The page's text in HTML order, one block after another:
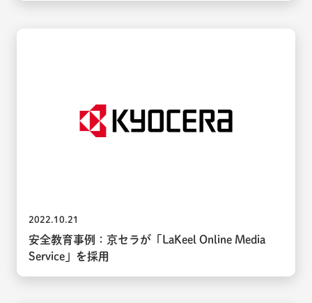
2022.10.21
安全教育事例：京セラが「LaKeel Online Media
Service」を採用